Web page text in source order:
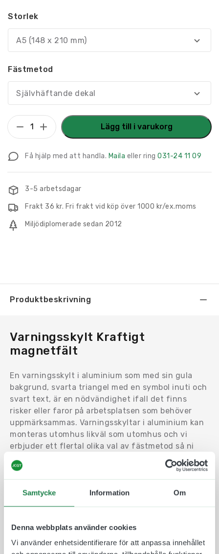
Samtycke Information Om
Denna webbplats använder cookies
Vi använder enhetsidentifierare för att anpassa innehållet
Storlek
A5 (148 x 210 mm)
Fästmetod
Självhäftande dekal
Varningsskylt
Kraftigt
mängd
Lägg till i varukorg
Få hjälp med att handla. Maila eller ring 031-24 11 09
3-5 arbetsdagar
Frakt 36 kr. Fri frakt vid köp över 1000 kr/ex.moms
Miljödiplomerade sedan 2012
Produktbeskrivning
Varningsskylt Kraftigt
magnetfält
En varningsskylt i aluminium som med sin gula
bakgrund, svarta triangel med en symbol inuti och
svart text, är en nödvändighet ifall det finns
risker eller faror på arbetsplatsen som behöver
uppmärksammas. Varningsskyltar i aluminium kan
monteras utomhus likväl som utomhus och vi
erbjuder ett flertal olika val av fästmetod så ni
kan sätta upp skylten där den passar er. Som på en
vägg, dörr eller på ett stängsel. Det går även att
välja dekal som material, den har en självhäftande
baksida och sätts enkelt upp på en ren och plan
yta, som en dörr eller vägg.
Vi följer Arbetsmiljöverkets riktlinjer vid
i de bästa och mest miljövänliga material som